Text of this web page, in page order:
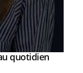
quotidien